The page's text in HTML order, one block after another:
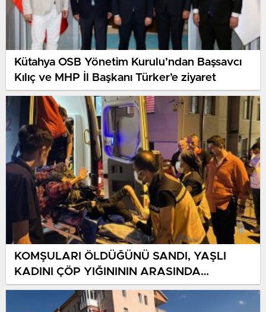
Kütahya OSB Yönetim Kurulu’ndan Başsavcı
Kılıç ve MHP İl Başkanı Türker’e ziyaret
KOMŞULARI ÖLDÜĞÜNÜ SANDI, YAŞLI
KADINI ÇÖP YIĞINININ ARASINDA
BULUNDU